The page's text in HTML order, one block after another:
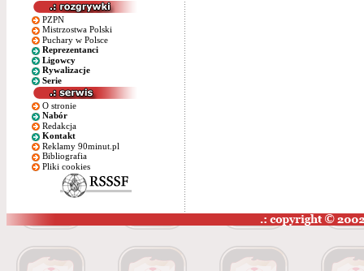
PZPN
Mistrzostwa Polski
Puchary w Polsce
Reprezentanci
Ligowcy
Rywalizacje
Serie
O stronie
Nabór
Redakcja
Kontakt
Reklamy 90minut.pl
Bibliografia
Pliki cookies